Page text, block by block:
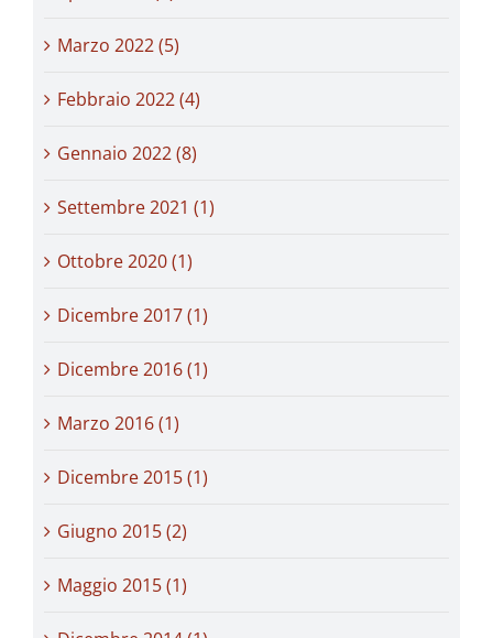
Marzo 2022 (5)
Febbraio 2022 (4)
Gennaio 2022 (8)
Settembre 2021 (1)
Ottobre 2020 (1)
Dicembre 2017 (1)
Dicembre 2016 (1)
Marzo 2016 (1)
Dicembre 2015 (1)
Giugno 2015 (2)
Maggio 2015 (1)